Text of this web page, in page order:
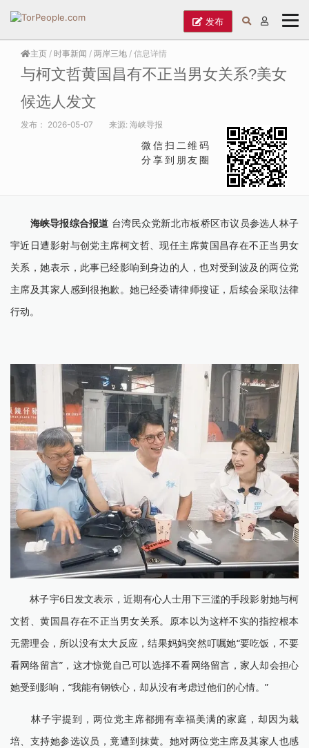
发布
主页 / 时事新闻 / 两岸三地 / 信息详情
与柯文哲黄国昌有不正当男女关系?美女
候选人发文
发布： 2026-05-07 来源: 海峡导报
微信扫二维码
分享到朋友圈
海峡导报综合报道 台湾民众党新北市板桥区市议员参选人林子
宇近日遭影射与创党主席柯文哲、现任主席黄国昌存在不正当男女
关系，她表示，此事已经影响到身边的人，也对受到波及的两位党
主席及其家人感到很抱歉。她已经委请律师搜证，后续会采取法律
行动。
林子宇6日发文表示，近期有心人士用下三滥的手段影射她与柯
文哲、黄国昌存在不正当男女关系。原本以为这样不实的指控根本
无需理会，所以没有太大反应，结果妈妈突然叮嘱她“要吃饭，不要
看网络留言”，这才惊觉自己可以选择不看网络留言，家人却会担心
她受到影响，“我能有钢铁心，却从没有考虑过他们的心情。”
林子宇提到，两位党主席都拥有幸福美满的家庭，却因为栽
培、支持她参选议员，竟遭到抹黄。她对两位党主席及其家人也感